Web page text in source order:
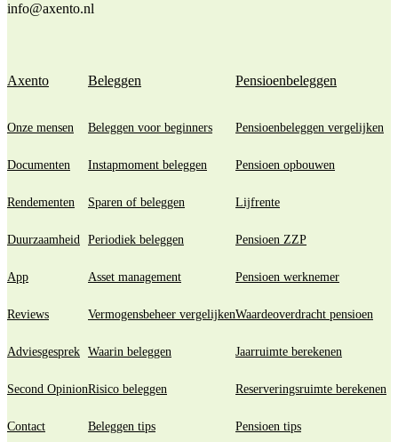
info@axento.nl
Axento
Onze mensen
Documenten
Rendementen
Duurzaamheid
App
Reviews
Adviesgesprek
Second Opinion
Contact
Beleggen
Beleggen voor beginners
Instapmoment beleggen
Sparen of beleggen
Periodiek beleggen
Asset management
Vermogensbeheer vergelijken
Waarin beleggen
Risico beleggen
Beleggen tips
Pensioenbeleggen
Pensioenbeleggen vergelijken
Pensioen opbouwen
Lijfrente
Pensioen ZZP
Pensioen werknemer
Waardeoverdracht pensioen
Jaarruimte berekenen
Reserveringsruimte berekenen
Pensioen tips